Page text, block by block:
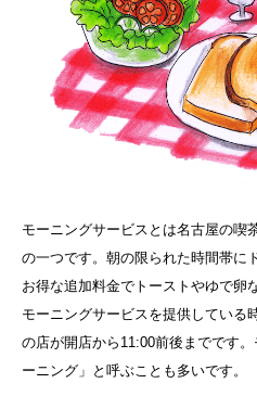
モーニングサービスとは名古屋の喫
の一つです。朝の限られた時間帯に
お得な追加料金でトーストやゆで卵
モーニングサービスを提供している
の店が開店から11:00前後までです
ーニング」と呼ぶことも多いです。